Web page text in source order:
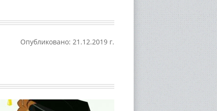
Опубликовано: 21.12.2019 г.